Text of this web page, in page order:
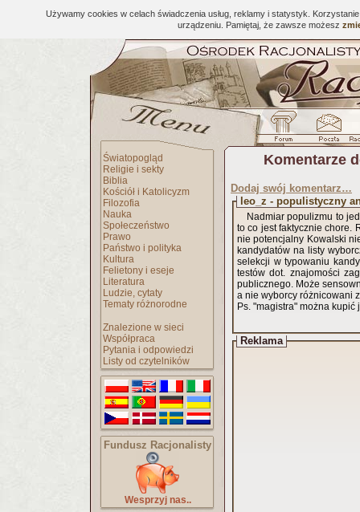
Używamy cookies w celach świadczenia usług, reklamy i statystyk.
urządzeniu. Pamiętaj, że zawsze możesz
Światopogląd
Religie i sekty
Biblia
Kościół i Katolicyzm
Filozofia
Nauka
Społeczeństwo
Prawo
Państwo i polityka
Kultura
Felietony i eseje
Literatura
Ludzie, cytaty
Tematy różnorodne
Znalezione w sieci
Współpraca
Pytania i odpowiedzi
Listy od czytelników
Fundusz Racjonalisty
Wesprzyj nas..
Komentarze
Dodaj swój komentarz…
leo_z - populistyczny
Nadmiar populizmu to
to co jest faktycznie chore.
nie potencjalny Kowalski
kandydatów na listy
selekcji w typowaniu
testów dot. znajomości
publicznego. Może
a nie wyborcy różnicowani
Ps. "magistra" można kupić
Reklama